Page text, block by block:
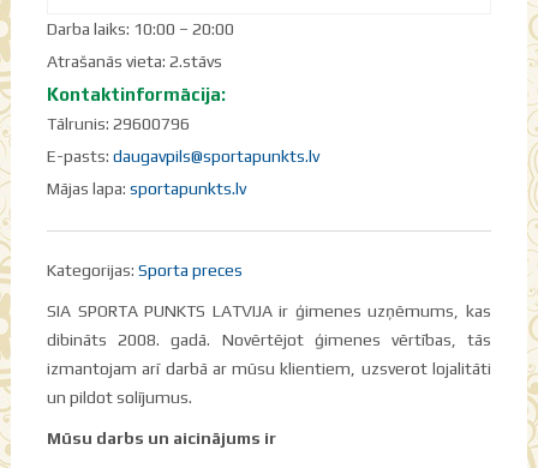
Darba laiks: 10:00 – 20:00
Atrašanās vieta: 2.stāvs
Kontaktinformācija:
Tālrunis: 29600796
E-pasts: daugavpils@sportapunkts.lv
Mājas lapa: sportapunkts.lv
Kategorijas: Sporta preces
SIA SPORTA PUNKTS LATVIJA ir ģimenes uzņēmums, kas
dibināts 2008. gadā. Novērtējot ģimenes vērtības, tās
izmantojam arī darbā ar mūsu klientiem, uzsverot lojalitāti
un pildot solījumus.
Mūsu darbs un aicinājums ir